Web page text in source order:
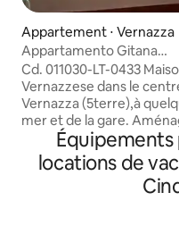
Appartement ⋅ Vernazza
Appartamento Gitana
(Cod.Cin
Cd. 011030-LT-0433 Maison typique
Vernazzese dans le centre
Vernazza (5terre),à
mer et de la gare.
3 étages entièrement
mai 2024. Elle dispose
induction entièrement
four à micro-ondes,
Équipements
locations de